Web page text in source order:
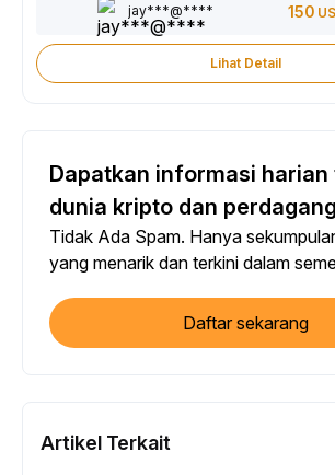
jay***@**** 150 USDT
Lihat Detail
Dapatkan informasi
dunia kripto dan
Tidak Ada Spam. Hanya
yang menarik dan terkini dalam
Daftar sekarang
Artikel Terkait